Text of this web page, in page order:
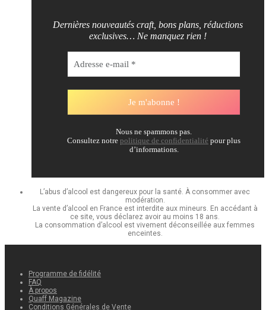
Dernières nouveautés craft, bons plans, réductions
exclusives… Ne manquez rien !
Nous ne spammons pas.
Consultez notre politique de confidentialité pour plus
d’informations.
L’abus d’alcool est dangereux pour la santé. À consommer avec
modération.
La vente d’alcool en France est interdite aux mineurs. En accédant à
ce site, vous déclarez avoir au moins 18 ans.
La consommation d’alcool est vivement déconseillée aux femmes
enceintes.
Programme de fidélité
FAQ
À propos
Quaff Magazine
Conditions Générales de Vente